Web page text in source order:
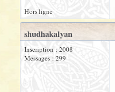
Hors ligne
shudhakalyan
Inscription : 2008
Messages : 299